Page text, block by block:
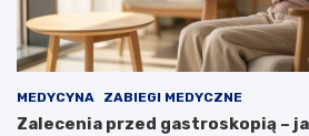
MEDYCYNA ZABIEGI MEDYCZNE
Zalecenia przed gastroskopią –